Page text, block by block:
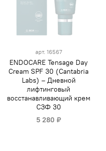
арт. 16567
ENDOCARE Tensage Day
Cream SPF 30 (Cantabria
Labs) – Дневной
лифтинговый
восстанавливающий крем
СЗФ 30
5 280 ₽